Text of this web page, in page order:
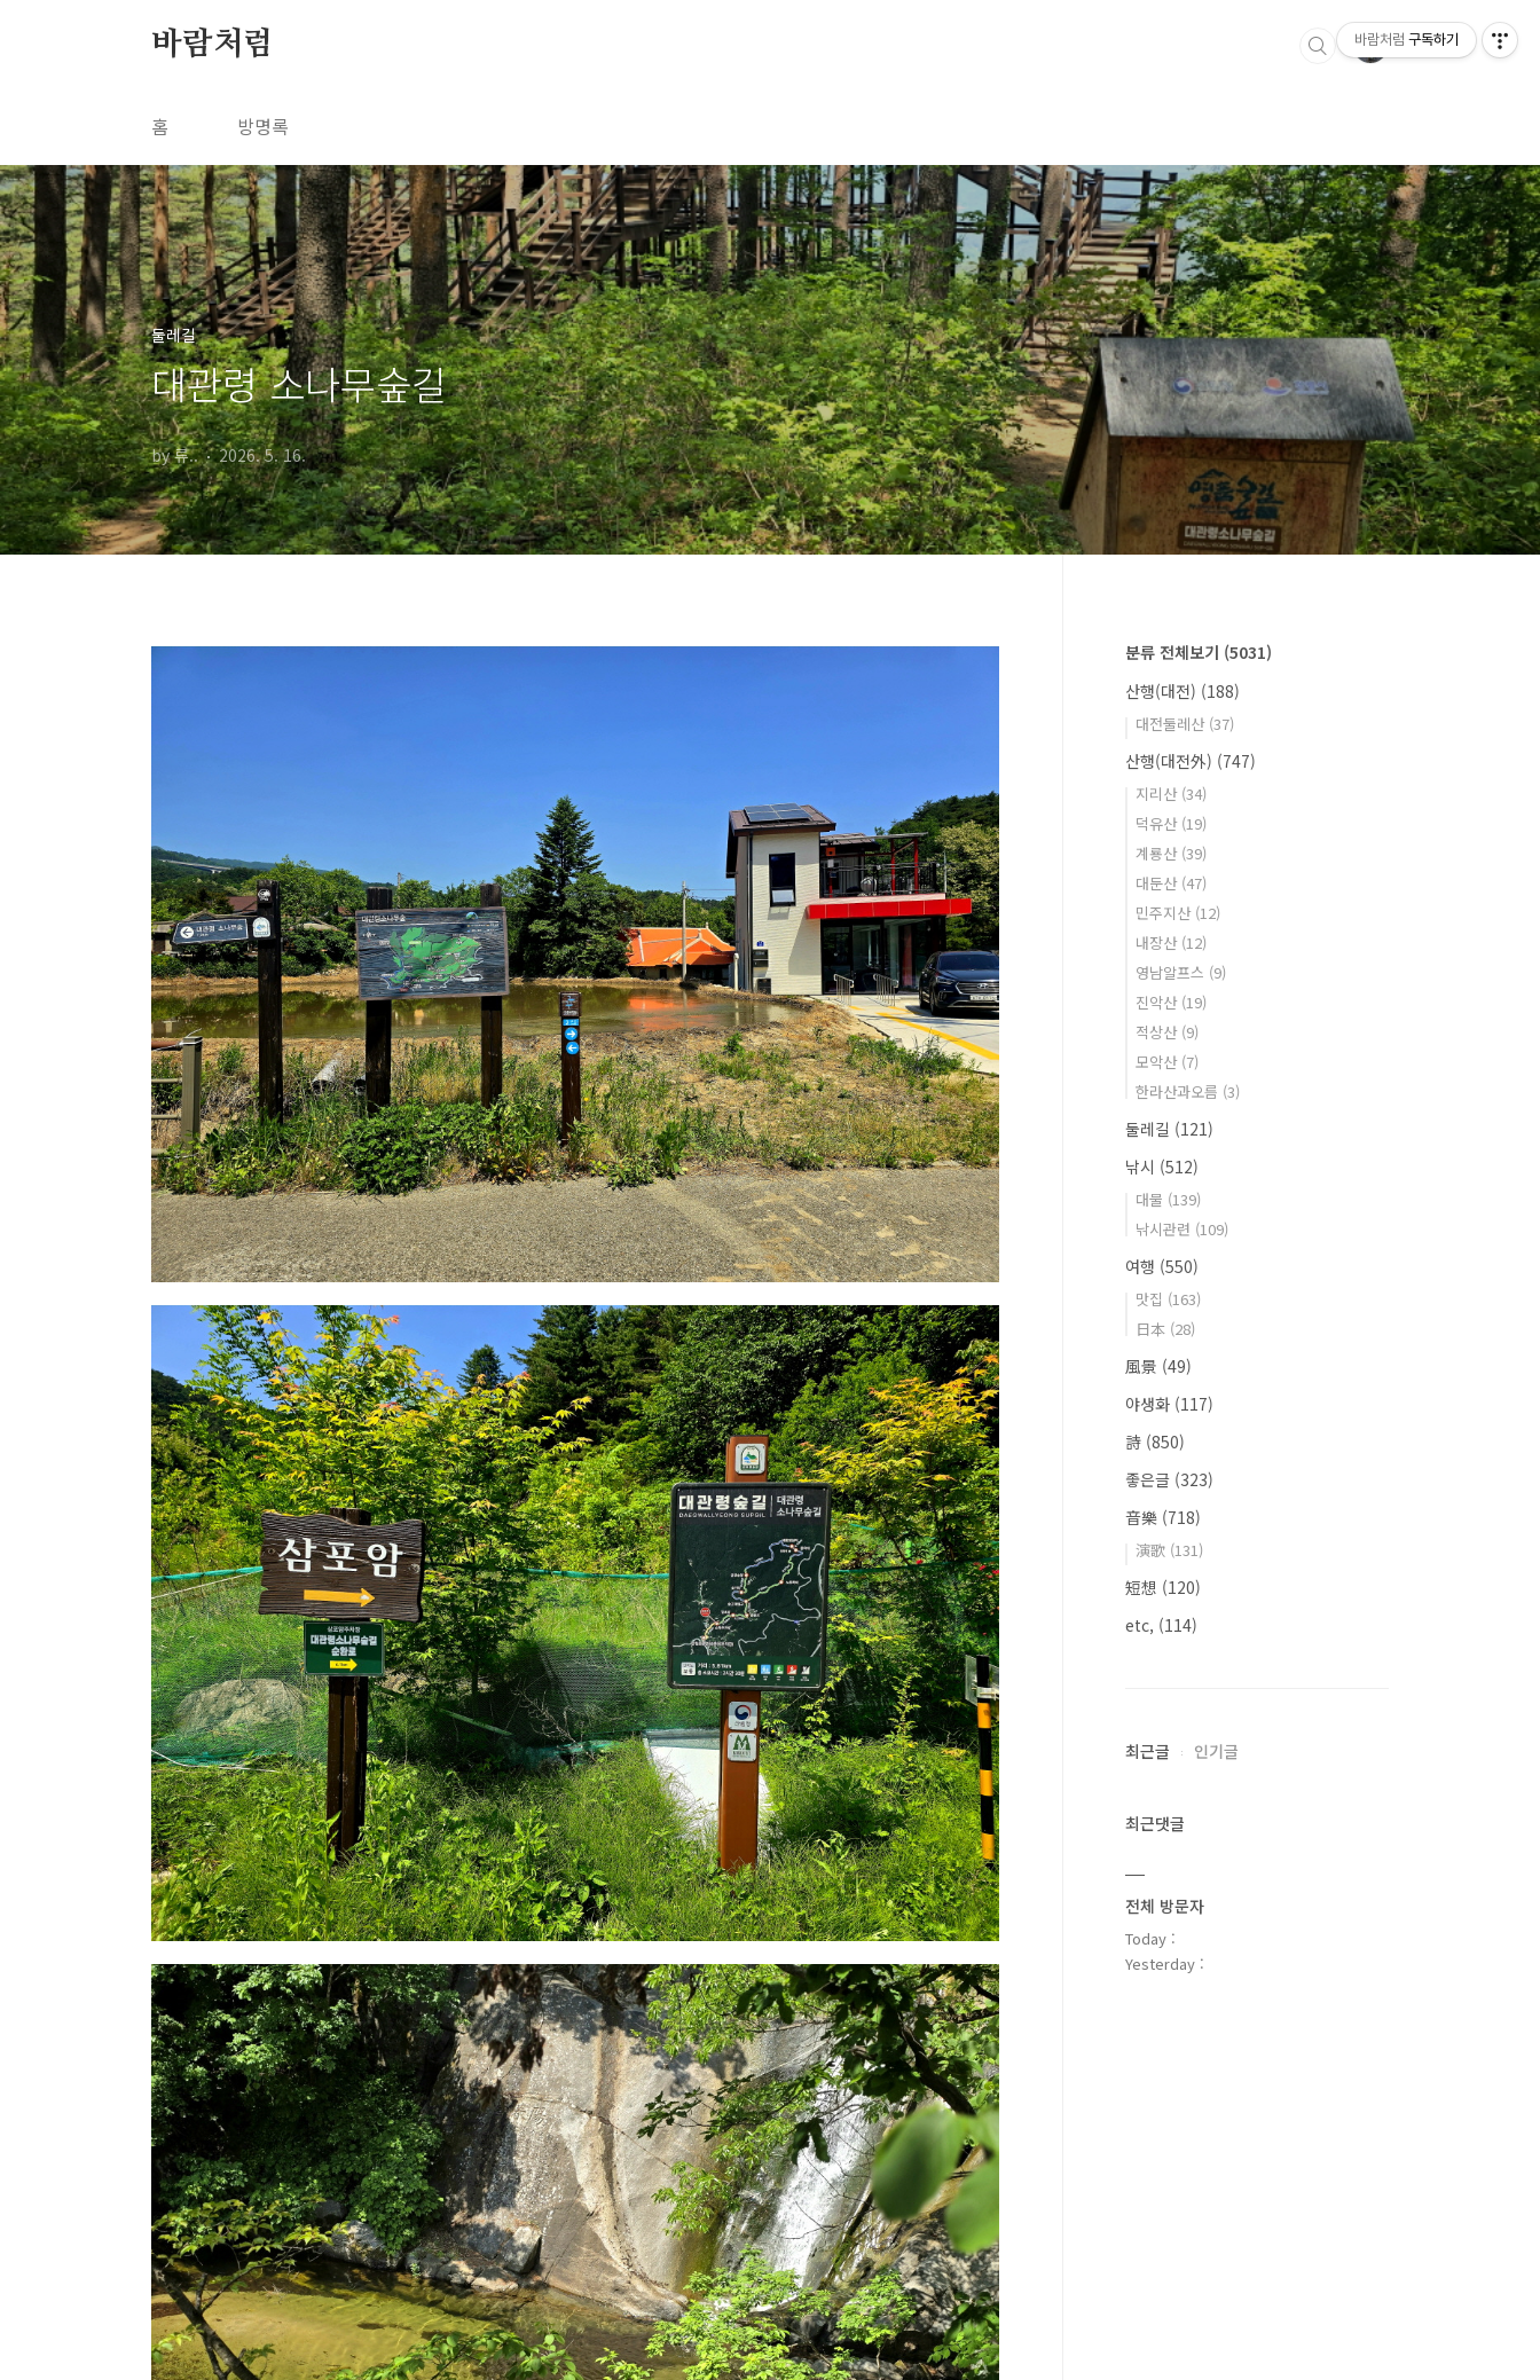
바람처럼
홈 방명록
둘레길
대관령 소나무숲길
by 류.. 2026. 5. 16.
분류 전체보기 (5031)
산행(대전) (188)
대전둘레산 (37)
산행(대전外) (747)
지리산 (34)
덕유산 (19)
계룡산 (39)
대둔산 (47)
민주지산 (12)
내장산 (12)
영남알프스 (9)
진악산 (19)
적상산 (9)
모악산 (7)
한라산과오름 (3)
둘레길 (121)
낚시 (512)
대물 (139)
낚시관련 (109)
여행 (550)
맛집 (163)
日本 (28)
風景 (49)
야생화 (117)
詩 (850)
좋은글 (323)
音樂 (718)
演歌 (131)
短想 (120)
etc, (114)
최근글 인기글
최근댓글
전체 방문자
Today :
Yesterday :
바람처럼 구독하기